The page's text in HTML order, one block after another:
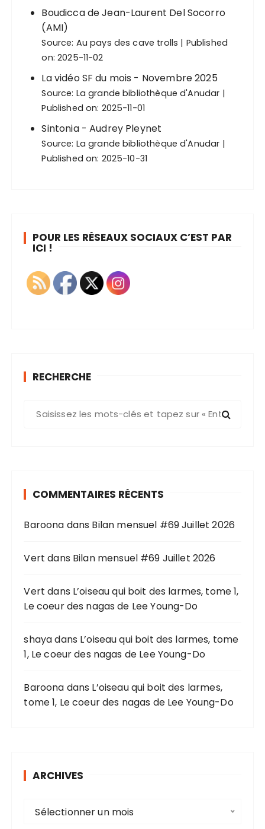
Boudicca de Jean-Laurent Del Socorro
(AMI)
Source: Au pays des cave trolls
Published
on: 2025-11-02
La vidéo SF du mois - Novembre 2025
Source: La grande bibliothèque d'Anudar
Published on: 2025-11-01
Sintonia - Audrey Pleynet
Source: La grande bibliothèque d'Anudar
Published on: 2025-10-31
POUR LES RÉSEAUX SOCIAUX C’EST PAR
ICI !
RECHERCHE
e
o
r
COMMENTAIRES RÉCENTS
Baroona dans Bilan mensuel #69 Juillet 2026
Vert dans Bilan mensuel #69 Juillet 2026
Vert dans L’oiseau qui boit des larmes, tome 1,
Le coeur des nagas de Lee Young-Do
shayadans L’oiseau qui boit des larmes, tome
1, Le coeur des nagas de Lee Young-Do
Baroona dans L’oiseau qui boit des larmes,
tome 1, Le coeur des nagas de Lee Young-Do
ARCHIVES
Sélectionner un mois